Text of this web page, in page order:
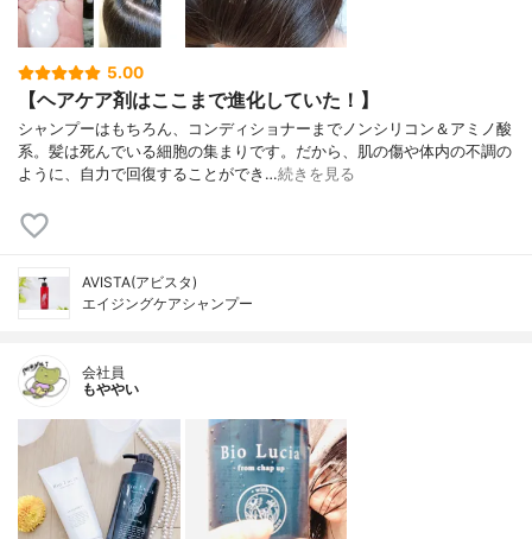
5.00
【ヘアケア剤はここまで進化していた！】
シャンプーはもちろん、コンディショナーまでノンシリコン＆アミノ酸
系。髪は死んでいる細胞の集まりです。だから、肌の傷や体内の不調の
ように、自力で回復することができ…続きを見る
AVISTA(アビスタ)
エイジングケアシャンプー
会社員
もややい